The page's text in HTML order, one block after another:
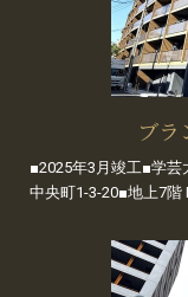
ブ
■2025年3月竣工■学
中央町1-3-20■地上7階